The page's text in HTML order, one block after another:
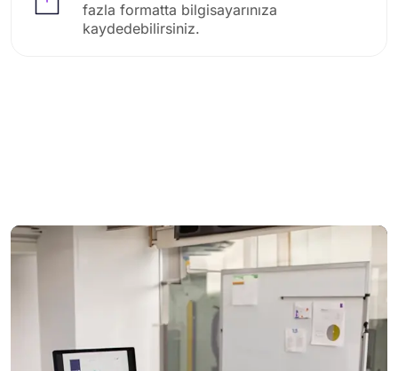
fazla formatta bilgisayarınıza
kaydedebilirsiniz.